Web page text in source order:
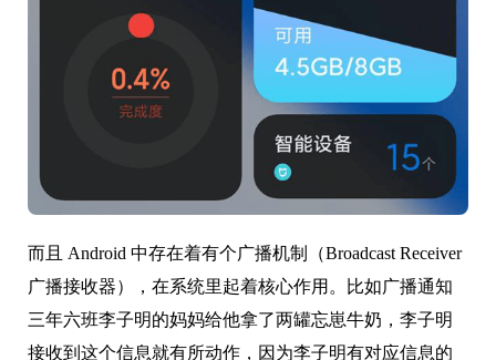
而且 Android 中存在着有个广播机制（Broadcast Receiver
广播接收器），在系统里起着核心作用。比如广播通知
三年六班李子明的妈妈给他拿了两罐忘崽牛奶，李子明
接收到这个信息就有所动作，因为李子明有对应信息的